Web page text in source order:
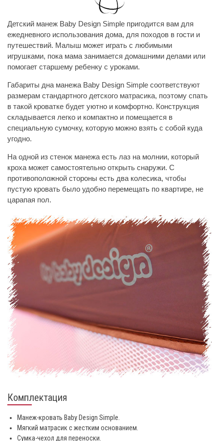
Детский манеж Baby Design Simple пригодится вам для
ежедневного использования дома, для походов в гости и
путешествий. Малыш может играть с любимыми
игрушками, пока мама занимается домашними делами или
помогает старшему ребенку с уроками.
Габариты дна манежа Baby Design Simple соответствуют
размерам стандартного детского матрасика, поэтому спать
в такой кроватке будет уютно и комфортно. Конструкция
складывается легко и компактно и помещается в
специальную сумочку, которую можно взять с собой куда
угодно.
На одной из стенок манежа есть лаз на молнии, который
кроха может самостоятельно открыть снаружи. С
противоположной стороны есть два колесика, чтобы
пустую кровать было удобно перемещать по квартире, не
царапая пол.
Комплектация
Манеж-кровать Baby Design Simple.
Мягкий матрасик с жестким основанием.
Сумка-чехол для переноски.